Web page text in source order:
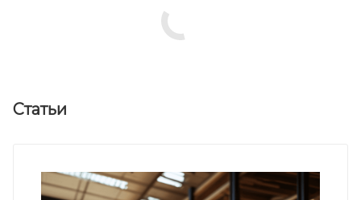
Статьи